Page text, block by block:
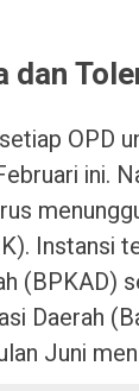
dan
OPD
ini.
Instansi
(BPKAD)
Daerah
Juni